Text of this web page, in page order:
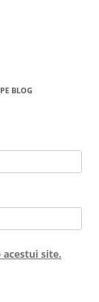
BLOG
site.